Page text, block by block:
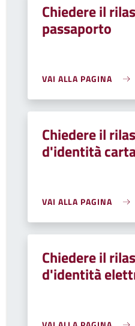
Chiedere il
passaporto
VAI ALLA PAGINA
Chiedere il
d'identità
VAI ALLA PAGINA
Chiedere il
d'identità